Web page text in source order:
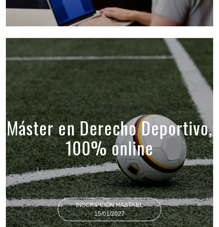
Máster en Derecho Deportivo,
100% online
INSCRIPCIÓN HASTA EL
15/01/2027